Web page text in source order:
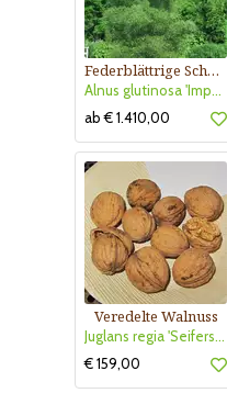
Federblättrige Schwarzerle
Alnus glutinosa 'Imperialis'
ab € 1.410,00
Veredelte Walnuss
Juglans regia 'Seifersdorfer Runde'
€ 159,00